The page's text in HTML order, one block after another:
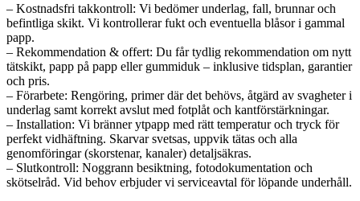
– Kostnadsfri takkontroll: Vi bedömer underlag, fall, brunnar och
befintliga skikt. Vi kontrollerar fukt och eventuella blåsor i gammal
papp.
– Rekommendation & offert: Du får tydlig rekommendation om nytt
tätskikt, papp på papp eller gummiduk – inklusive tidsplan, garantier
och pris.
– Förarbete: Rengöring, primer där det behövs, åtgärd av svagheter i
underlag samt korrekt avslut med fotplåt och kantförstärkningar.
– Installation: Vi bränner ytpapp med rätt temperatur och tryck för
perfekt vidhäftning. Skarvar svetsas, uppvik tätas och alla
genomföringar (skorstenar, kanaler) detaljsäkras.
– Slutkontroll: Noggrann besiktning, fotodokumentation och
skötselråd. Vid behov erbjuder vi serviceavtal för löpande underhåll.